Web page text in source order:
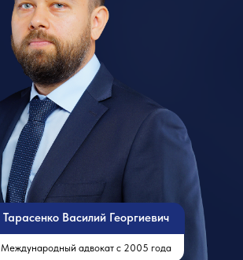
Международный адвокат с 2005 года
Тарасенко Василий Георгиевич